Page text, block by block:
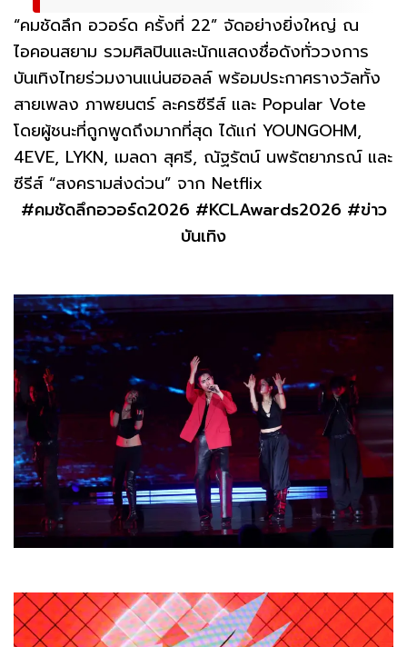
“คมชัดลึก อวอร์ด ครั้งที่ 22” จัดอย่างยิ่งใหญ่ ณ
ไอคอนสยาม รวมศิลปินและนักแสดงชื่อดังทั่ววงการ
บันเทิงไทยร่วมงานแน่นฮอลล์ พร้อมประกาศรางวัลทั้ง
สายเพลง ภาพยนตร์ ละครซีรีส์ และ Popular Vote
โดยผู้ชนะที่ถูกพูดถึงมากที่สุด ได้แก่ YOUNGOHM,
4EVE, LYKN, เมลดา สุศรี, ณัฐรัตน์ นพรัตยาภรณ์ และ
ซีรีส์ “สงครามส่งด่วน” จาก Netflix
#คมชัดลึกอวอร์ด2026 #KCLAwards2026 #ข่าว
บันเทิง